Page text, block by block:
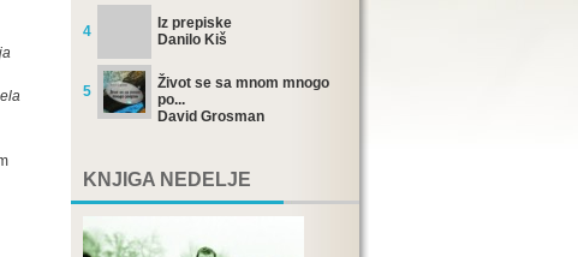
4
Iz prepiske
Danilo Kiš
5
Život se sa mnom mnogo
po...
David Grosman
KNJIGA NEDELJE